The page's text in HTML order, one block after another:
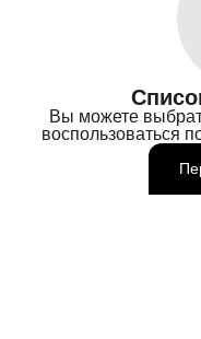
Вы можете
воспользоваться